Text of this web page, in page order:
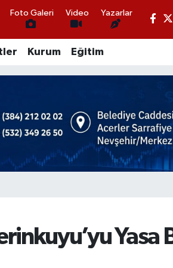
Foto Galeri Video Yazarlar
Kurum Eğitim
Yasa